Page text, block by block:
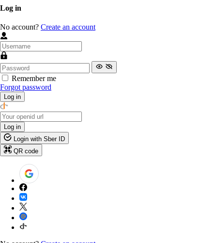
Log in
No account? Create an account
Remember me
Forgot password
Log in
Log in
Login with Sber ID
QR code